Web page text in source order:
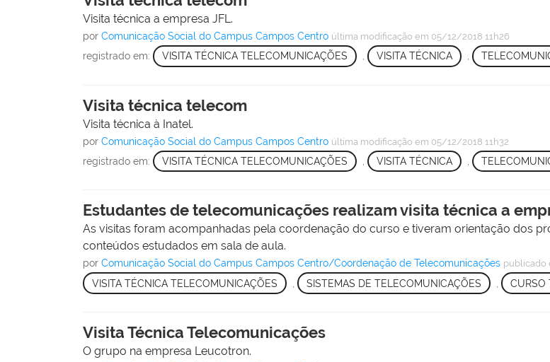
Visita técnica a empresa JFL.
porComunicação Social do Campus Campos Centro última modificação em 05/12/2018 11h26
registrado em: VISITA TÉCNICA TELECOMUNICAÇÕES , VISITA TÉCNICA ,
Visita técnica telecom
Visita técnica à Inatel.
porComunicação Social do Campus Campos Centro última modificação em 05/12/2018 11h32
registrado em: VISITA TÉCNICA TELECOMUNICAÇÕES VISITA TÉCNICA
Estudantes de telecomunicações realizam visita técnica a
As visitas foram acompanhadas pela coordenação do curso e tiveram orientação dos
conteúdos estudados em sala de aula.
porComunicação Social do Campus Campos Centro/Coordenação de Telecomunicações publicado
VISITA TÉCNICA TELECOMUNICAÇÕES
SISTEMAS DE TELECOMUNICAÇÕES CURSO
Visita Técnica Telecomunicações
O grupo na empresa Leucotron.